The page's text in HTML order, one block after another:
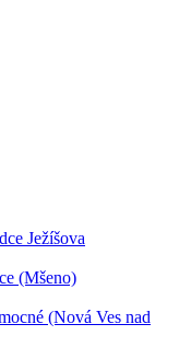
Ježíšova
(Mšeno)
(Nová Ves nad